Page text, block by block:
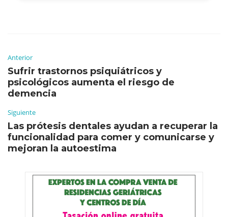
Anterior
Sufrir trastornos psiquiátricos y
psicológicos aumenta el riesgo de
demencia
Siguiente
Las prótesis dentales ayudan a recuperar la
funcionalidad para comer y comunicarse y
mejoran la autoestima